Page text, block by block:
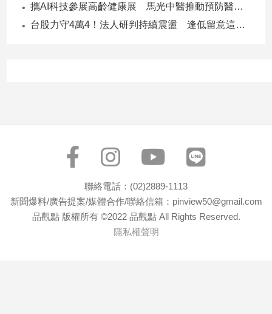
投
攜AI科技參展高齡健康展 馬光中醫推動預防醫學迎接長壽新經濟
台股力守4萬4！法人研判持續震盪 逢低留意這些族群
聯絡電話：(02)2889-1113
新聞爆料/廣告提案/媒體合作/聯絡信箱：pinview50@gmail.com
品觀點 版權所有 ©2022 品觀點 All Rights Reserved.
隱私權聲明